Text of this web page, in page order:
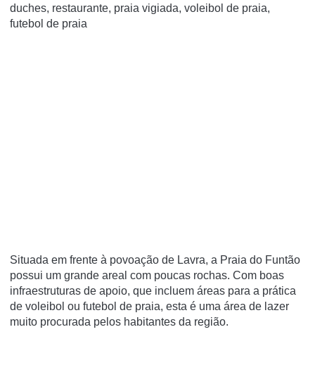
duches, restaurante, praia vigiada, voleibol de praia,
futebol de praia
Situada em frente à povoação de Lavra, a Praia do Funtão
possui um grande areal com poucas rochas. Com boas
infraestruturas de apoio, que incluem áreas para a prática
de voleibol ou futebol de praia, esta é uma área de lazer
muito procurada pelos habitantes da região.